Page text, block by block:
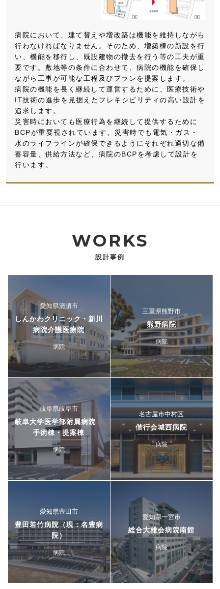
病院において、建て替えや増改築は機能を維持しながら
行わなければなりません。そのため、増築棟の新設を行
い、機能を移行し、既設建物の撤去を行う等の工夫が重
要です。敷地等の条件に合わせて、病院の機能を確保し
ながら工事が可能な工程及びプランを提案します。
病院の機能を長く継続して運営するために、医療技術や
IT技術の進歩を見据えたフレキシビリティの高い設計を
追求します。
災害時においても医療行為を継続して提供するために
BCPが重要視されています。災害時でも電気・ガス・
水のライフラインが確保できるようにそれぞれ適切な備
蓄容量、供給方法など、病院のBCPを考慮して設計を
行います。
WORKS
設計事例
愛知県清須市
しんかわクリニック・新川
病院介護医療院
病院
三重県熊野市
熊野病院
病院
岐阜県岐阜市
岐阜大学医学部附属病院
手術棟・提案棟
病院
名古屋市中村区
偕行会城西病院
病院
愛知県豊田市
豊田若竹病院（現：名豊病
院）
病院
愛知県一宮市
総合大雄会病院南館
病院